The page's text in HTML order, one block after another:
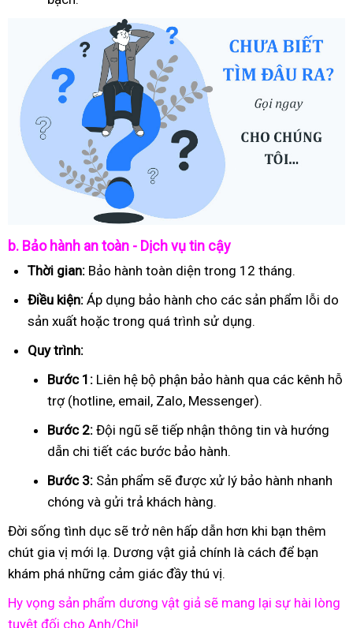
b. Bảo hành an toàn - Dịch vụ tin cậy
Thời gian: Bảo hành toàn diện trong 12 tháng.
Điều kiện: Áp dụng bảo hành cho các sản phẩm lỗi do
sản xuất hoặc trong quá trình sử dụng.
Quy trình:
Bước 1: Liên hệ bộ phận bảo hành qua các kênh hỗ
trợ (hotline, email, Zalo, Messenger).
Bước 2: Đội ngũ sẽ tiếp nhận thông tin và hướng
dẫn chi tiết các bước bảo hành.
Bước 3: Sản phẩm sẽ được xử lý bảo hành nhanh
chóng và gửi trả khách hàng.
Đời sống tình dục sẽ trở nên hấp dẫn hơn khi bạn thêm
chút gia vị mới lạ. Dương vật giả chính là cách để bạn
khám phá những cảm giác đầy thú vị.
Hy vọng sản phẩm dương vật giả sẽ mang lại sự hài lòng
tuyệt đối cho Anh/Chị!